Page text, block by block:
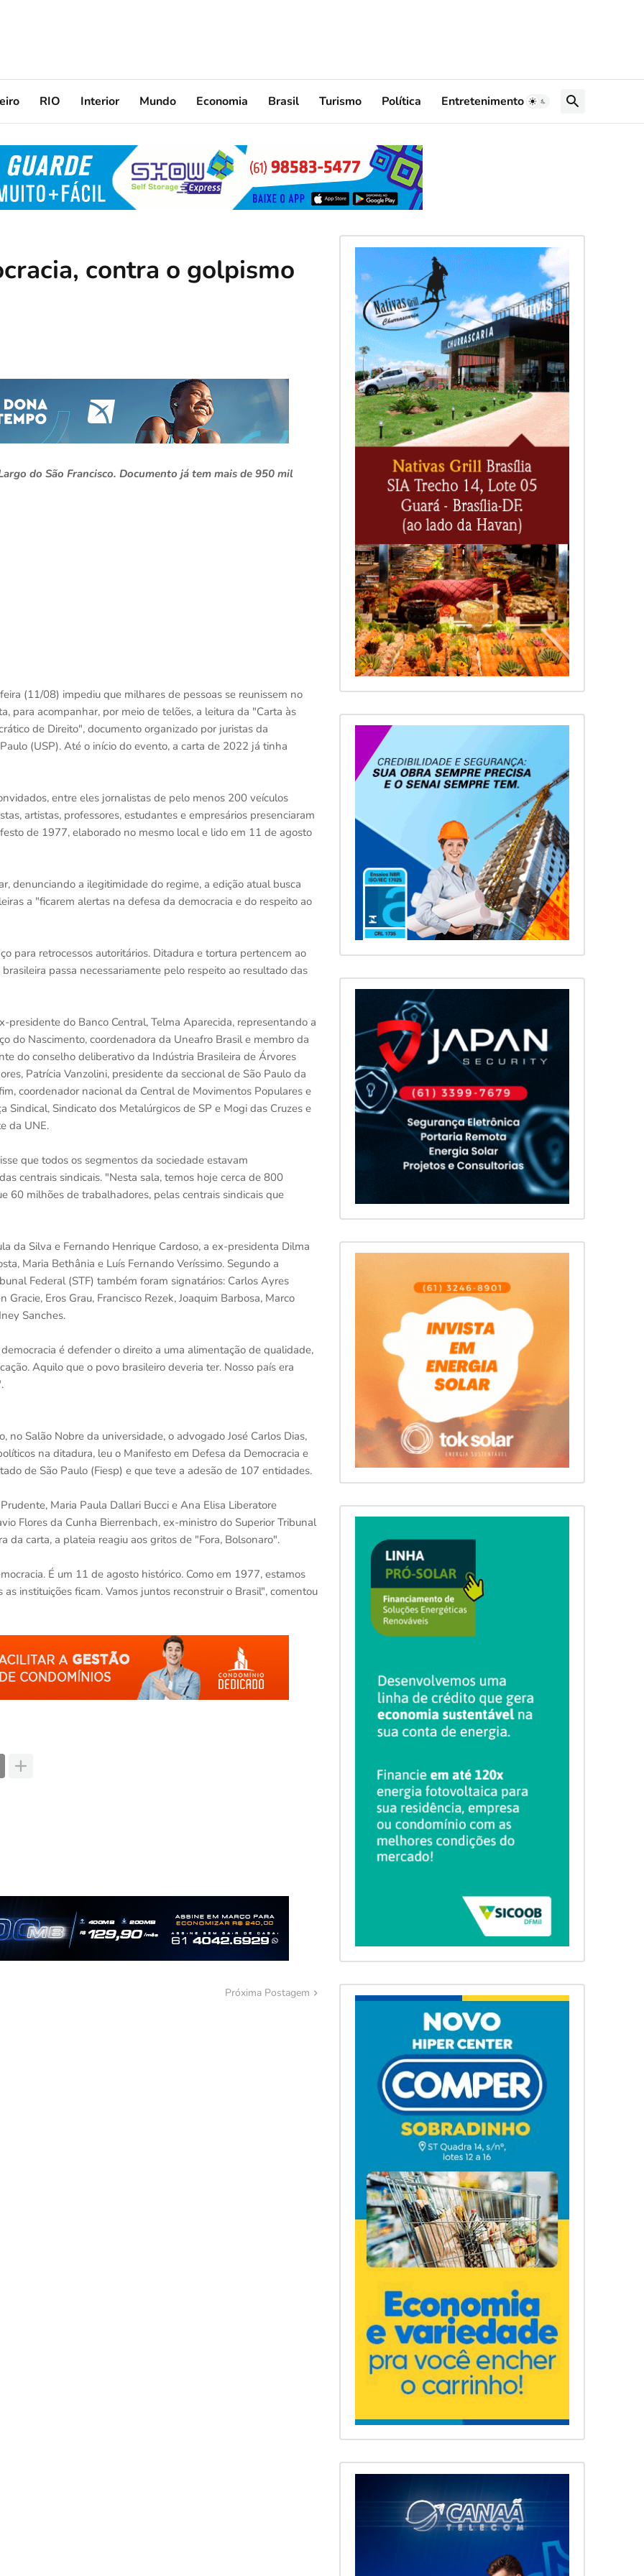
RIO Interior Mundo Economia Brasil Turismo Política Entretenimento
contra o golpismo
do São Francisco. Documento já tem mais de 950 mil
(11/08) impediu que milhares de pessoas se reunissem no
para acompanhar, por meio de telões, a leitura da "Carta às
de Direito", documento organizado por juristas da
(USP). Até o início do evento, a carta de 2022 já tinha
entre eles jornalistas de pelo menos 200 veículos
artistas, professores, estudantes e empresários presenciaram
de 1977, elaborado no mesmo local e lido em 11 de agosto
denunciando a ilegitimidade do regime, a edição atual busca
a "ficarem alertas na defesa da democracia e do respeito ao
para retrocessos autoritários. Ditadura e tortura pertencem ao
passa necessariamente pelo respeito ao resultado das
presidente do Banco Central, Telma Aparecida, representando a
do Nascimento, coordenadora da Uneafro Brasil e membro da
do conselho deliberativo da Indústria Brasileira de Árvores
Patrícia Vanzolini, presidente da seccional de São Paulo da
coordenador nacional da Central de Movimentos Populares e
Sindical, Sindicato dos Metalúrgicos de SP e Mogi das Cruzes e
da UNE.
que todos os segmentos da sociedade estavam
centrais sindicais. "Nesta sala, temos hoje cerca de 800
60 milhões de trabalhadores, pelas centrais sindicais que
da Silva e Fernando Henrique Cardoso, a ex-presidenta Dilma
Maria Bethânia e Luís Fernando Veríssimo. Segundo a
Federal (STF) também foram signatários: Carlos Ayres
Eros Grau, Francisco Rezek, Joaquim Barbosa, Marco
Sanches.
é defender o direito a uma alimentação de qualidade,
Aquilo que o povo brasileiro deveria ter. Nosso país era
Salão Nobre da universidade, o advogado José Carlos Dias,
na ditadura, leu o Manifesto em Defesa da Democracia e
de São Paulo (Fiesp) e que teve a adesão de 107 entidades.
Maria Paula Dallari Bucci e Ana Elisa Liberatore
Flores da Cunha Bierrenbach, ex-ministro do Superior Tribunal
da carta, a plateia reagiu aos gritos de "Fora, Bolsonaro".
É um 11 de agosto histórico. Como em 1977, estamos
instituições ficam. Vamos juntos reconstruir o Brasil", comentou
Próxima Postagem